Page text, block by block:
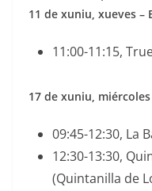
11 de xuniu, xueves –
11:00-11:15,
17 de xuniu,
09:45-12:30, La
12:30-13:30,
(Quintanilla de